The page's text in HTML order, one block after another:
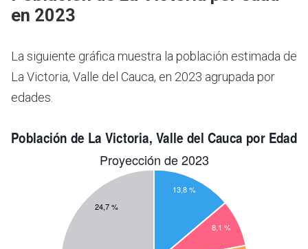
en 2023
La siguiente gráfica muestra la población estimada de
La Victoria, Valle del Cauca, en 2023 agrupada por
edades.